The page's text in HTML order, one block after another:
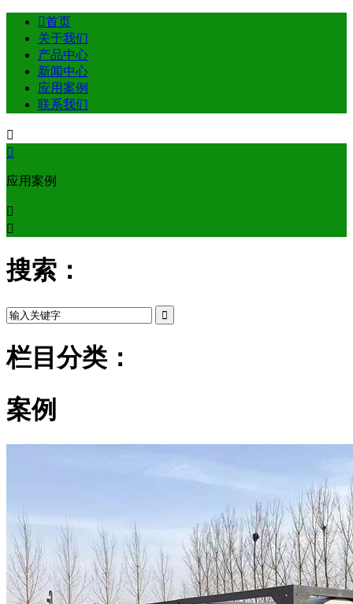
首页
关于我们
产品中心
新闻中心
应用案例
联系我们


应用案例


搜索：
栏目分类：
案例